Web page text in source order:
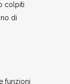
colpiti
di
funzioni